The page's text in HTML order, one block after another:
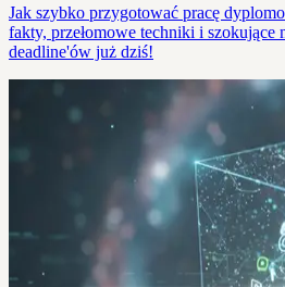
Jak szybko przygotować pracę
fakty, przełomowe techniki i szokujące
deadline'ów już dziś!